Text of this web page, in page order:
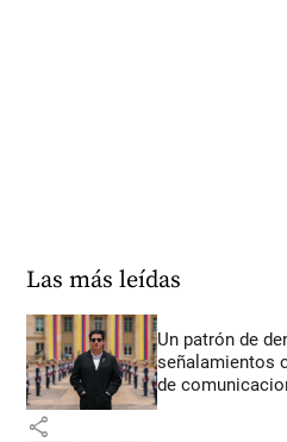
Las más leídas
Un patrón de
señalamientos
de
share